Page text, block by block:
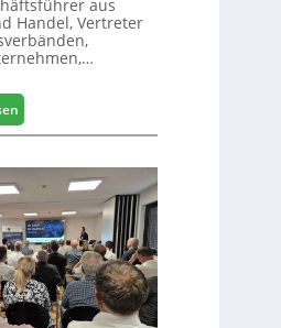
s
e
aus
Handel, Vertreter
:
M
b
e
l
b
r
a
n